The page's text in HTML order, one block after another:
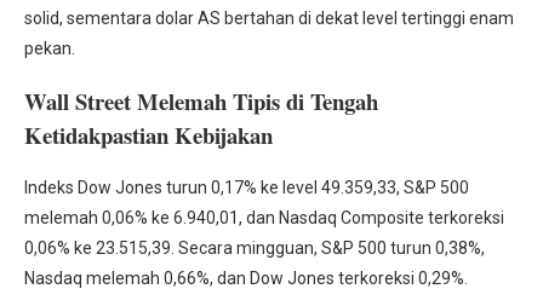
solid, sementara dolar AS bertahan di dekat level tertinggi enam
pekan.
Wall Street Melemah Tipis di Tengah
Ketidakpastian Kebijakan
Indeks Dow Jones turun 0,17% ke level 49.359,33, S&P 500
melemah 0,06% ke 6.940,01, dan Nasdaq Composite terkoreksi
0,06% ke 23.515,39. Secara mingguan, S&P 500 turun 0,38%,
Nasdaq melemah 0,66%, dan Dow Jones terkoreksi 0,29%.